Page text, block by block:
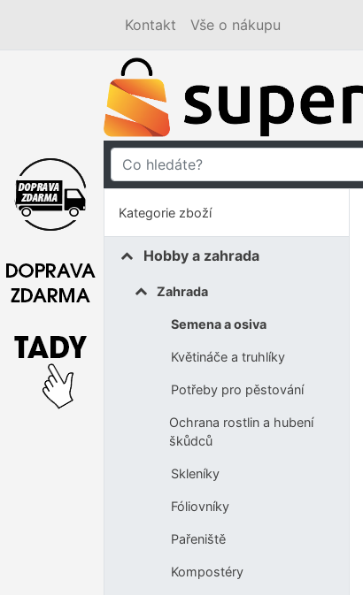
Kontakt Vše o nákupu
Kategorie zboží
Hobby a zahrada
Zahrada
Semena a osiva
Květináče a truhlíky
Potřeby pro pěstování
Ochrana rostlin a hubení
škůdců
Skleníky
Fóliovníky
Pařeniště
Kompostéry